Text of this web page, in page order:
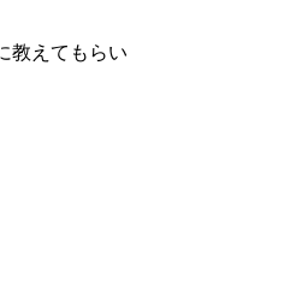
教えてもらい